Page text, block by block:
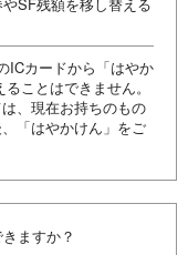
ICカードから「はやか
ことはできません。
、現在お持ちのもの
「はやかけん」をご
ますか？